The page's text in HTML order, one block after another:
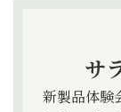
サ
新製品体験